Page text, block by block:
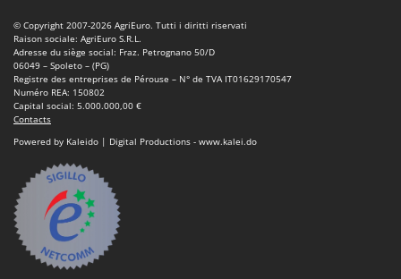
ZGrills
Zodiac
Zomax
© Copyright 2007-2026 AgriEuro. Tutti i diritti riservati
Raison sociale: AgriEuro S.R.L.
Adresse du siège social: Fraz. Petrognano 50/D
06049 – Spoleto – (PG)
Registre des entreprises de Pérouse – N° de TVA IT01629170547
Numéro REA: 150802
Capital social: 5.000.000,00 €
Contacts
Powered by Kaleido | Digital Productions - www.kalei.do